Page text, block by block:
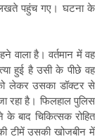
पहुंच गए। घटना के
वाला है। वर्तमान में वह
हुई है उसी के पीछे वह
लेकर उसका डॉक्टर से
रहा है। फिलहाल पुलिस
बाद चिकित्सक रोहित
टीमें उसकी खोजबीन में